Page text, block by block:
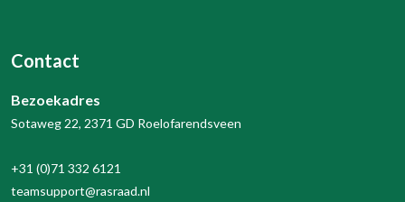
Contact
Bezoekadres
Sotaweg 22, 2371 GD Roelofarendsveen
+31 (0)71 332 6121
teamsupport@rasraad.nl